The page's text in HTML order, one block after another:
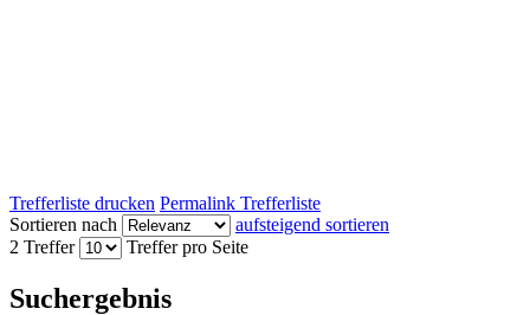
Trefferliste drucken Permalink Trefferliste
Sortieren nach
aufsteigend sortieren
2 Treffer
Treffer pro Seite
Suchergebnis